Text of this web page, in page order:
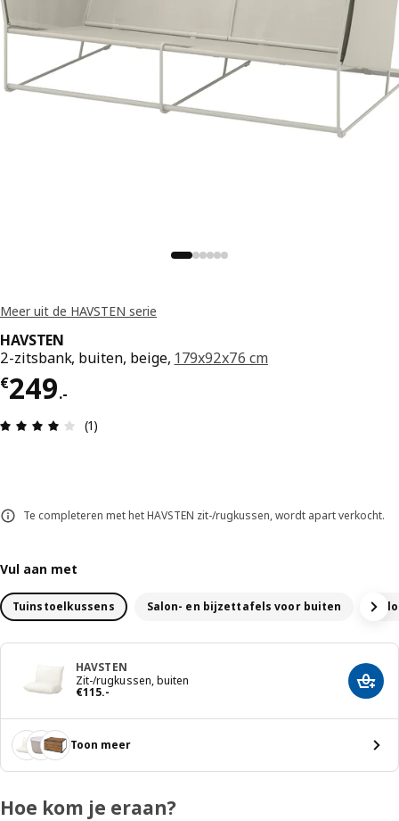
Meer uit de HAVSTEN serie
HAVSTEN
2-zitsbank, buiten, beige, 179x92x76 cm
€249.-
Prijs € 249.-
Review: 4 van 5 sterren. Totaal beoordelingen: 1
(1)
Te completeren met het HAVSTEN zit-/rugkussen, wordt apart verkocht.
Vul aan met
Tuinstoelkussens Salon- en bijzettafels voor buiten
HAVSTEN
Zit-/rugkussen, buiten
€115.-
Prijs € 115.- Voeg
Toon meer
Hoe kom je eraan?